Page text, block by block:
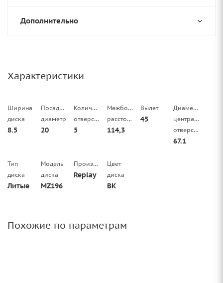
Дополнительно
Характеристики
Ширина
диска
8.5
Посадочный
диаметр
20
Количество
отверстий
5
Межболтовое
расстояние
114,3
Вылет
45
Диаметр
центрального
отверстия
67.1
Тип
диска
Литые
Модель
диска
MZ196
Производитель
Replay
Цвет
диска
BK
Похожие по параметрам